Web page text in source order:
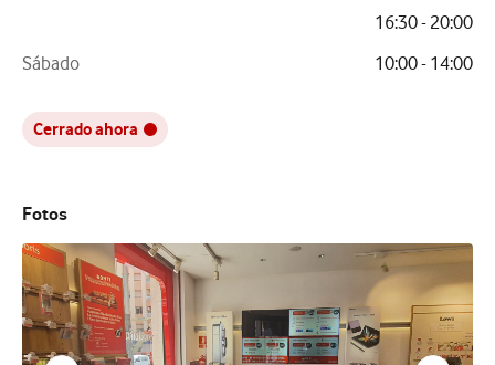
16:30 - 20:00
Sábado
10:00 - 14:00
Cerrado ahora
Fotos